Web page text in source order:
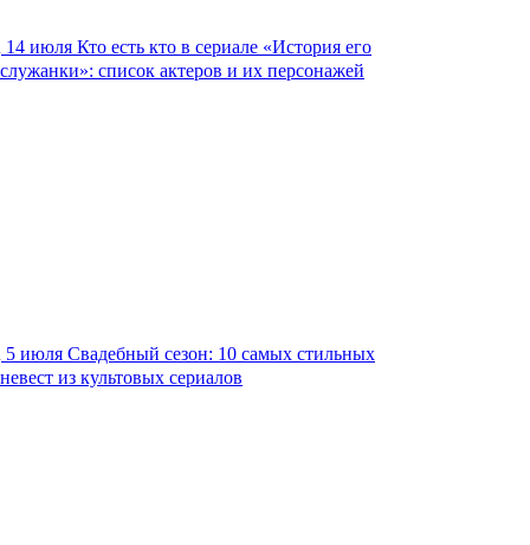
14 июля Кто есть кто в сериале «История его
служанки»: список актеров и их персонажей
5 июля Свадебный сезон: 10 самых стильных
невест из культовых сериалов